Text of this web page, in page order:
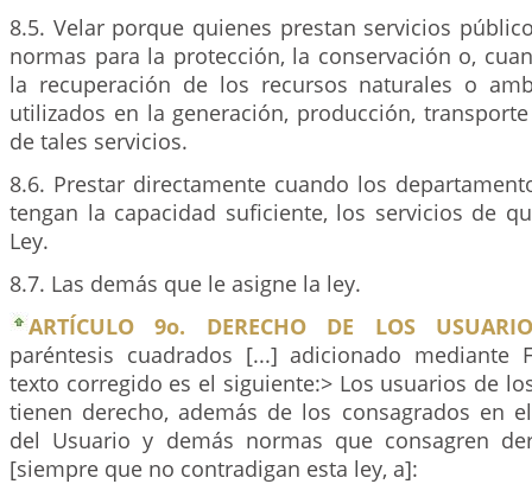
8.5. Velar porque quienes prestan servicios
normas para la protección, la conservación o,
la recuperación de los recursos naturales o
utilizados en la generación, producción,
de tales servicios.
8.6. Prestar directamente cuando los
tengan la capacidad suficiente, los servicios de
Ley.
8.7. Las demás que le asigne la ley.
ARTÍCULO 9o. DERECHO DE LOS
paréntesis cuadrados [...] adicionado mediante
texto corregido es el siguiente:> Los usuarios de
tienen derecho, además de los consagrados en
del Usuario y demás normas que consagren
[siempre que no contradigan esta ley, a]: